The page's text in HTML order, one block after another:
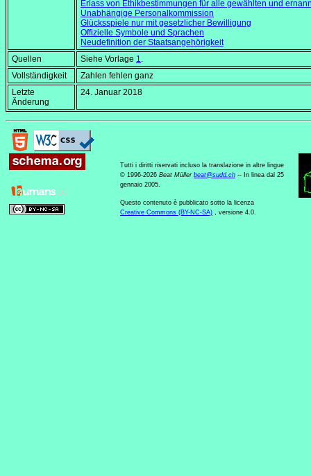
Erlass von Ethikbestimmungen für alle gewählten und
Unabhängige Personalkommission
Glücksspiele nur mit gesetzlicher Bewilligung
Offizielle Symbole und Sprachen
Neudefinition der Staatsangehörigkeit
Quellen
Siehe Vorlage 1.
Vollständigkeit
Zahlen fehlen ganz
Letzte
Änderung
24. Januar 2018
Tutti i diritti riservati incluso la translazione in altre lingue
© 1996-2026 Beat Müller beat@sudd.ch -- In linea dal 25
gennaio 2005.
Questo contenuto è pubblicato sotto la licenza
Creative Commons (BY-NC-SA) , versione 4.0.